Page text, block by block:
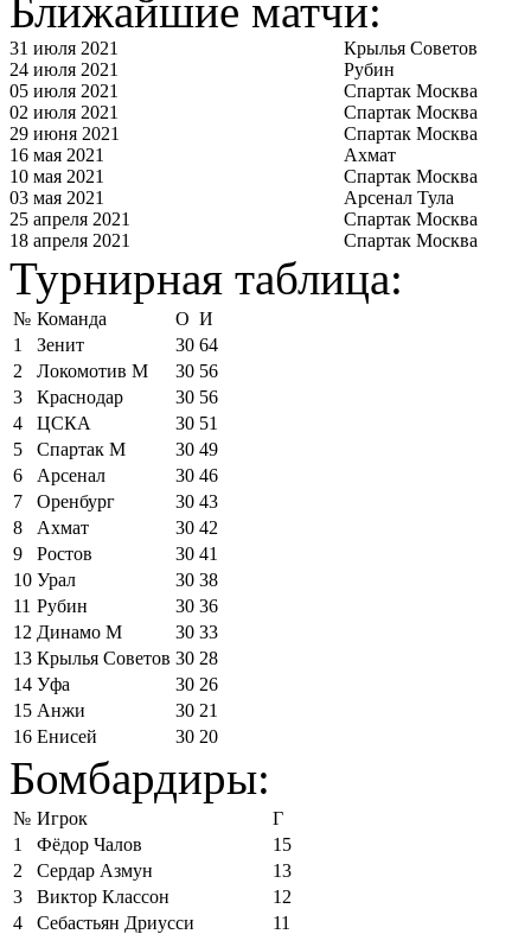
Ближайшие матчи:
31 июля 2021
Крылья Советов
24 июля 2021
Рубин
05 июля 2021
Спартак Москва
02 июля 2021
Спартак Москва
29 июня 2021
Спартак Москва
16 мая 2021
Ахмат
10 мая 2021
Спартак Москва
03 мая 2021
Арсенал Тула
25 апреля 2021
Спартак Москва
18 апреля 2021
Спартак Москва
Турнирная таблица:
№ Команда О И
1
Зенит 30 64
2
Локомотив М 30 56
3
Краснодар 30 56
4
ЦСКА 30 51
5
Спартак М 30 49
6
Арсенал 30 46
7
Оренбург 30 43
8
Ахмат 30 42
9
Ростов 30 41
10 Урал 30 38
11 Рубин 30 36
12 Динамо М 30 33
13 Крылья Советов 30 28
14 Уфа 30 26
15 Анжи 30 21
16 Енисей 30 20
Бомбардиры:
№ Игрок
Г
1
Фёдор Чалов
15
2
Сердар Азмун
13
3
Виктор Классон
12
4
Себастьян Дриусси
11